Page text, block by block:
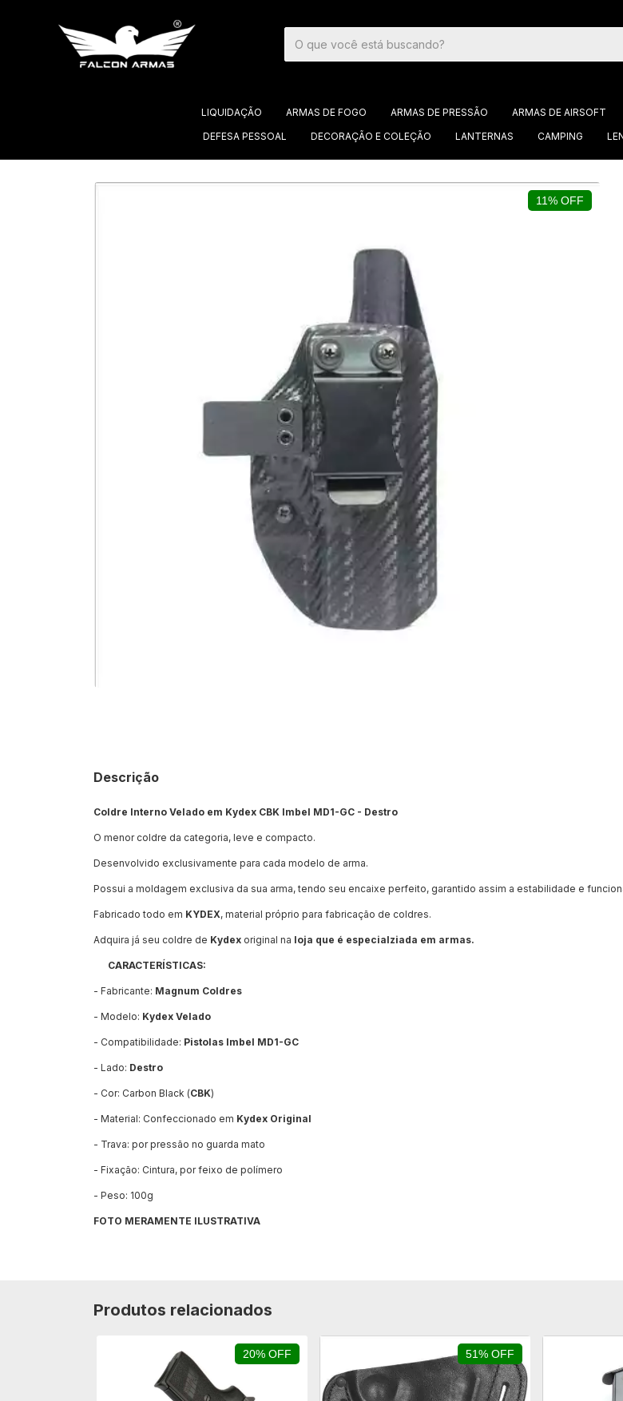
LIQUIDAÇÃO ARMAS DE FOGO ARMAS DE PRESSÃO ARMAS DE AIRSOFT
DEFESA PESSOAL
DECORAÇÃO E COLEÇÃO LANTERNAS CAMPING
11% OFF
Descrição
Coldre Interno Velado em Kydex CBK Imbel MD1-GC - Destro
O menor coldre da categoria, leve e compacto.
Desenvolvido exclusivamente para cada modelo de arma.
Possui a moldagem exclusiva da sua arma, tendo seu encaixe perfeito, garantido assim a estabilidade e
Fabricado todo em KYDEX, material próprio para fabricação de coldres.
Adquira já seu coldre de Kydex original na loja que é especialziada em armas.
CARACTERÍSTICAS:
- Fabricante: Magnum Coldres
- Modelo: Kydex Velado
- Compatibilidade: Pistolas Imbel MD1-GC
- Lado: Destro
- Cor: Carbon Black (CBK)
- Material: Confeccionado em Kydex Original
- Trava: por pressão no guarda mato
- Fixação: Cintura, por feixo de polímero
- Peso: 100g
FOTO MERAMENTE ILUSTRATIVA
Produtos relacionados
20% OFF 51% OFF